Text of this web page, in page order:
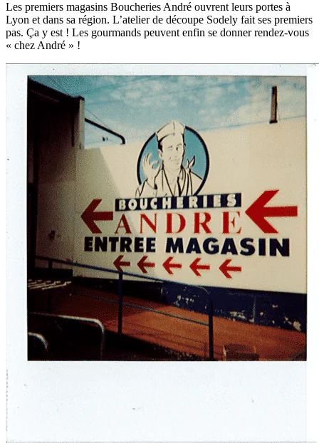
Les premiers magasins Boucheries André ouvrent leurs portes à
Lyon et dans sa région. L’atelier de découpe Sodely fait ses premiers
pas. Ça y est ! Les gourmands peuvent enfin se donner rendez-vous
« chez André » !